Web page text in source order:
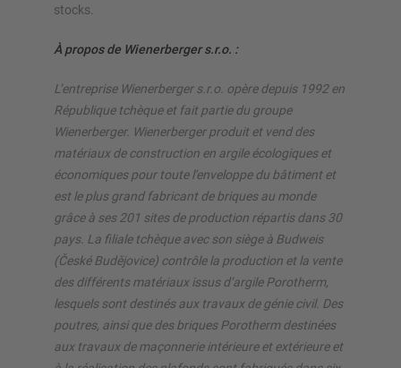
stocks.
À propos de Wienerberger s.r.o. :
L’entreprise Wienerberger s.r.o. opère depuis 1992 en
République tchèque et fait partie du groupe
Wienerberger. Wienerberger produit et vend des
matériaux de construction en argile écologiques et
économiques pour toute l'enveloppe du bâtiment et
est le plus grand fabricant de briques au monde
grâce à ses 201 sites de production répartis dans 30
pays. La filiale tchèque avec son siège à Budweis
(České Budějovice) contrôle la production et la vente
des différents matériaux issus d’argile Porotherm,
lesquels sont destinés aux travaux de génie civil. Des
poutres, ainsi que des briques Porotherm destinées
aux travaux de maçonnerie intérieure et extérieure et